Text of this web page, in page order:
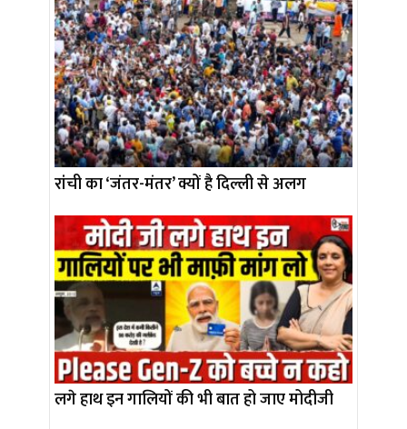
रांची का ‘जंतर-मंतर’ क्यों है दिल्ली से अलग
लगे हाथ इन गालियों की भी बात हो जाए मोदीजी